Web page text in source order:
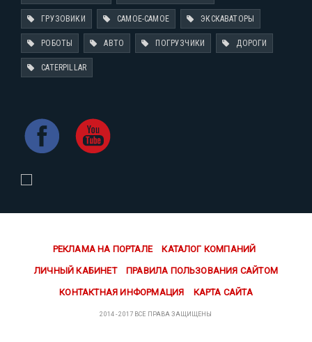
ГРУЗОВИКИ САМОЕ-САМОЕ ЭКСКАВАТОРЫ
РОБОТЫ АВТО ПОГРУЗЧИКИ ДОРОГИ
CATERPILLAR
РЕКЛАМА НА ПОРТАЛЕ КАТАЛОГ КОМПАНИЙ
ЛИЧНЫЙ КАБИНЕТ ПРАВИЛА ПОЛЬЗОВАНИЯ САЙТОМ
КОНТАКТНАЯ ИНФОРМАЦИЯ КАРТА САЙТА
2014 - 2017 ВСЕ ПРАВА ЗАЩИЩЕНЫ